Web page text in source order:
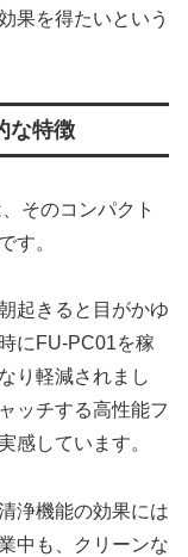
果を得たいという
な特徴
そのコンパクト
す。
起きると目がかゆ
にFU-PC01を稼
り軽減されまし
ッチする高性能フ
感しています。
浄機能の効果には
中も、クリーンな